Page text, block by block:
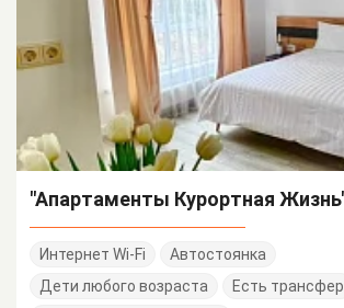
Интернет Wi-Fi
Автостоянка
Дети любого возраста
Есть трансфер